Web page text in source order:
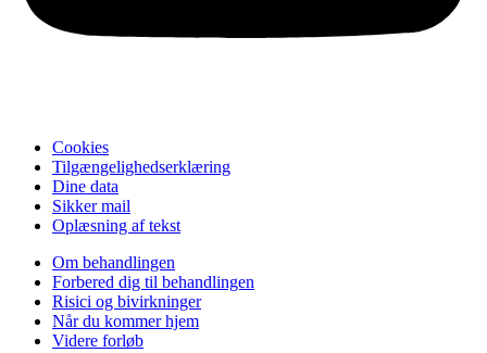
Cookies
Tilgængelighedserklæring
Dine data
Sikker mail
Oplæsning af tekst
Om behandlingen
Forbered dig til behandlingen
Risici og bivirkninger
Når du kommer hjem
Videre forløb